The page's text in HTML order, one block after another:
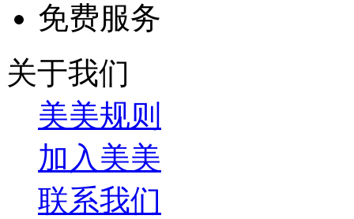
免费服务
关于我们
美美规则
加入美美
联系我们